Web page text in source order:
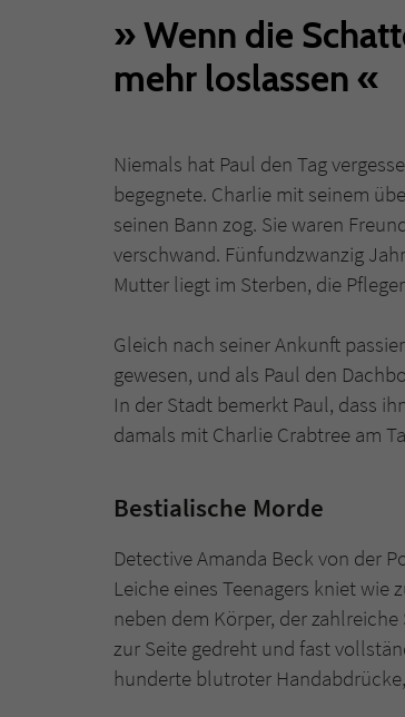
Wenn die
mehr loslassen
Niemals hat Paul den Tag
begegnete. Charlie mit seinem
seinen Bann zog. Sie waren
verschwand. Fünfundzwanzig
Mutter liegt im Sterben, die
Gleich nach seiner Ankunft
gewesen, und als Paul den
In der Stadt bemerkt Paul, dass
damals mit Charlie Crabtree am
Bestialische Morde
Detective Amanda Beck von der
Leiche eines Teenagers kniet
neben dem Körper, der
zur Seite gedreht und fast
hunderte blutroter